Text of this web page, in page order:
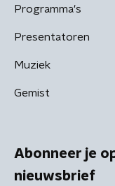
Programma's
Presentatoren
Muziek
Gemist
Abonneer je
nieuwsbrief